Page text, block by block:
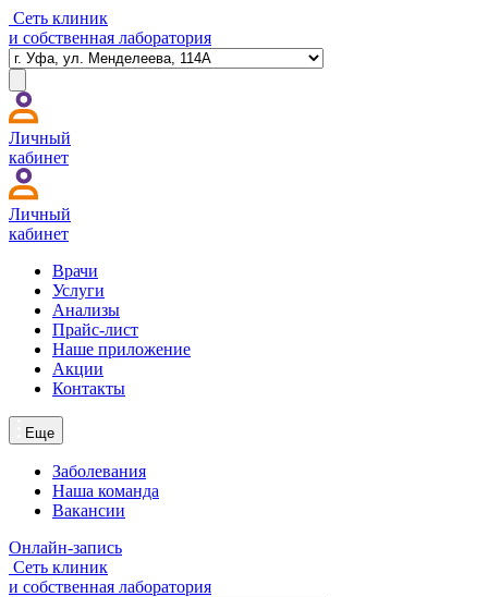
Сеть клиник
и собственная лаборатория
Личный
кабинет
Личный
кабинет
Врачи
Услуги
Анализы
Прайс-лист
Наше приложение
Акции
Контакты
Еще
Заболевания
Наша команда
Вакансии
Онлайн-запись
Сеть клиник
и собственная лаборатория